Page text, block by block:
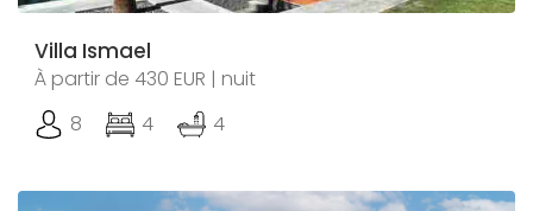
Villa Ismael
À partir de 430 EUR | nuit
8
4 4